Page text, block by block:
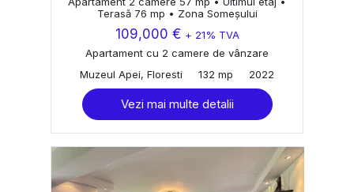
Terasă 76 mp • Zona Someșului
109,000 € + 21% TVA
Apartament cu 2 camere de vânzare
Muzeul Apei, Floresti
132 mp 2022
Vezi mai multe detalii